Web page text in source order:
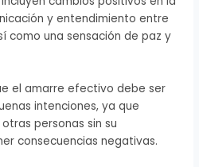
y entendimiento entre
como una sensación de paz y
el amarre efectivo debe ser
intenciones, ya que
personas sin su
consecuencias negativas.